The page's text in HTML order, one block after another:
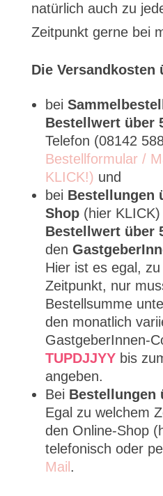
natürlich auch zu
Zeitpunkt gerne bei
Die Versandkosten
bei
Bestellwert über
Telefon (08142
Bestellformular /
KLICK!) und
bei Bestellungen
Shop (hier
Bestellwert über
den
Hier ist es egal,
Zeitpunkt, nur
Bestellsumme
den monatlich
GastgeberInnen-
TUPDJJYYbis
angeben.
Bei Bestellungen
Egal zu welchem
den Online-Shop
telefonisch oder
Mail .